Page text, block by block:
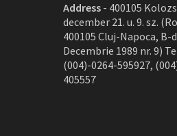
Address - 400105
december 21. u. 9. sz.
400105 Cluj-Napoca, B-
Decembrie 1989 nr. 9)
(004)-0264-595927,
405557